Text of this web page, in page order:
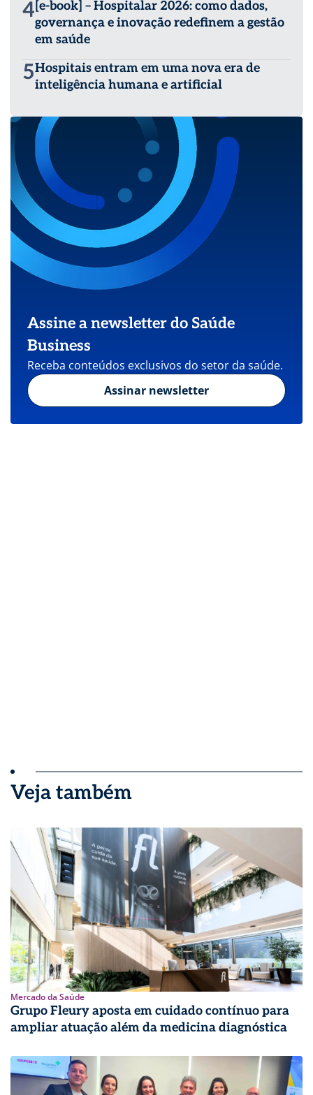
4[e-book] – Hospitalar 2026: como dados,
governança e inovação redefinem a gestão
em saúde
5Hospitais entram em uma nova era de
inteligência humana e artificial
Assine a newsletter do Saúde
Business
Receba conteúdos exclusivos do setor da saúde.
Assinar newsletter
Veja também
Mercado da Saúde
Grupo Fleury aposta em cuidado contínuo para
ampliar atuação além da medicina diagnóstica